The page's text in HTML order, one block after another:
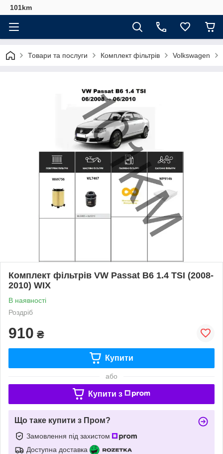
101km
Товари та послуги Комплект фільтрів Volkswagen
Комплект фільтрів VW Passat B6 1.4 TSI (2008-
2010) WIX
В наявності
Роздріб
910 ₴
Купити
або
Купити з
Що таке купити з Пром?
Замовлення під захистом
Доступна доставка